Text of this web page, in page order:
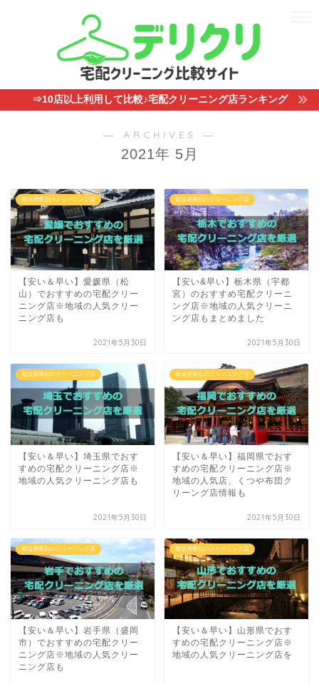
⇒10店以上利用して比較♪宅配クリーニング店ランキング
― ARCHIVES ―
2021年 5月
都道府県別のクリーニング店
【安い＆早い】愛媛県（松
山）でおすすめの宅配クリー
ニング店※地域の人気クリー
ニング店も
2021年5月30日
都道府県別のクリーニング店
【安い&早い】栃木県（宇都
宮）のおすすめ宅配クリーニ
ング店※地域の人気クリーニ
ング店もまとめました
2021年5月30日
都道府県別のクリーニング店
【安い＆早い】埼玉県でおす
すめの宅配クリーニング店※
地域の人気クリーニング店も
2021年5月30日
都道府県別のクリーニング店
【安い＆早い】福岡県でおす
すめの宅配クリーニング店※
地域の人気店、くつや布団ク
リーング店情報も
2021年5月30日
都道府県別のクリーニング店
【安い＆早い】岩手県（盛岡
市）でおすすめの宅配クリー
ニング店※地域の人気クリー
ニング店も
都道府県別のクリーニング店
【安い＆早い】山形県でおす
すめの宅配クリーニング店※
地域の人気クリーニング店を